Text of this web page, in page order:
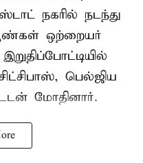
நகரில் நடந்து
ஆண்கள் ஒற்றையர்
பெல்ஜிய
மோதினார்.